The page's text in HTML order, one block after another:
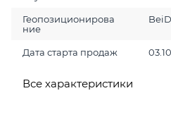
Геопозиционирова
ние
Дата старта продаж
Все характеристики